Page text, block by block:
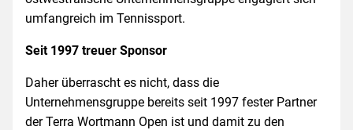
umfangreich im Tennissport.
Seit 1997 treuer Sponsor
Daher überrascht es nicht, dass die
Unternehmensgruppe bereits seit 1997 fester Partner
der Terra Wortmann Open ist und damit zu den